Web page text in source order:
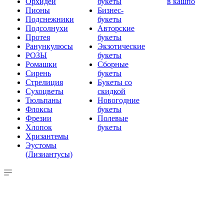
Пионы
Подснежники
Подсолнухи
Протея
Ранункулюсы
РОЗЫ
Ромашки
Сирень
Стрелиция
Сухоцветы
Тюльпаны
Флоксы
Фрезии
Хлопок
Хризантемы
Эустомы
(Лизиантусы)
Бизнес-
букеты
Авторские
букеты
Экзотические
букеты
Сборные
букеты
Букеты со
скидкой
Новогодние
букеты
Полевые
букеты